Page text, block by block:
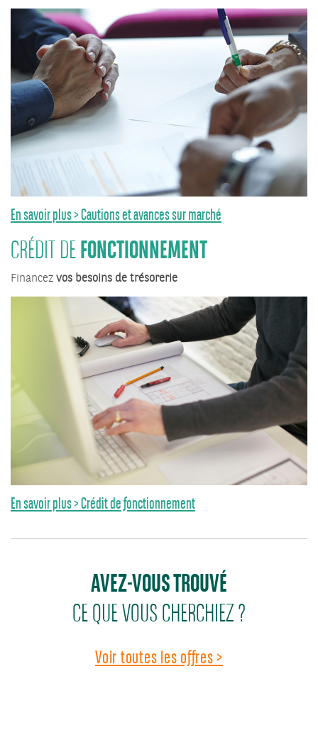
En savoir plus > Cautions et avances sur marché
CRÉDIT DEFONCTIONNEMENT
Financezvos besoins de trésorerie
En savoir plus > Crédit de fonctionnement
AVEZ-VOUS TROUVÉ
CE QUE VOUS CHERCHIEZ ?
Voir toutes les offres >